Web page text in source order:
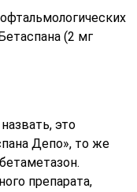
(2 мг
это
Депо», то же
препарата,